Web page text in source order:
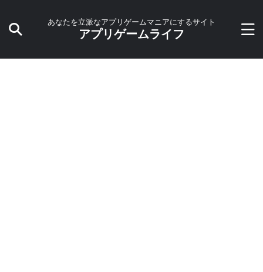
あなたを立派なアプリゲームマニアにするサイト
アプリゲームライフ